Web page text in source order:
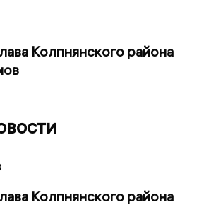
Колпнянского района
Колпнянского района